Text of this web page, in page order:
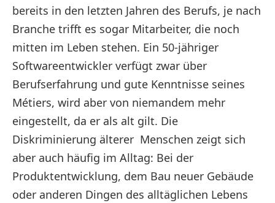
bereits in den letzten Jahren des Berufs, je nach
Branche trifft es sogar Mitarbeiter, die noch
mitten im Leben stehen. Ein 50-jähriger
Softwareentwickler verfügt zwar über
Berufserfahrung und gute Kenntnisse seines
Métiers, wird aber von niemandem mehr
eingestellt, da er als alt gilt. Die
Diskriminierung älterer Menschen zeigt sich
aber auch häufig im Alltag: Bei der
Produktentwicklung, dem Bau neuer Gebäude
oder anderen Dingen des alltäglichen Lebens